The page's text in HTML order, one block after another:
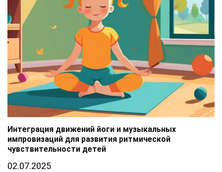
Интеграция движений йоги и музыкальных
импровизаций для развития ритмической
чувствительности детей
02.07.2025